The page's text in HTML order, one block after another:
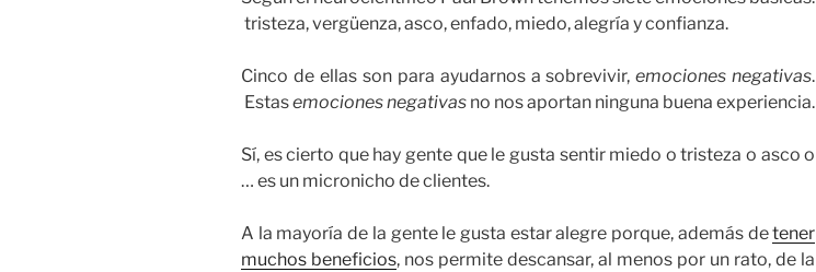
tristeza, vergüenza, asco, enfado, miedo, alegría y confianza.
Cinco de ellas son para ayudarnos a sobrevivir,emociones negativas.
Estasemociones negativas no nos aportan ninguna buena experiencia.
Sí, es cierto que hay gente que le gusta sentir miedo o tristeza o asco o
… es un micronicho de clientes.
A la mayoría de la gente le gusta estar alegre porque, además detener
muchos beneficios, nos permite descansar, al menos por un rato, de la